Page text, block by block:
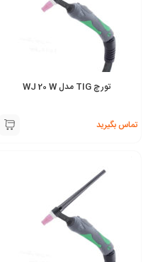
تورچ TIG مدل WJ 20 W
تماس بگیرید